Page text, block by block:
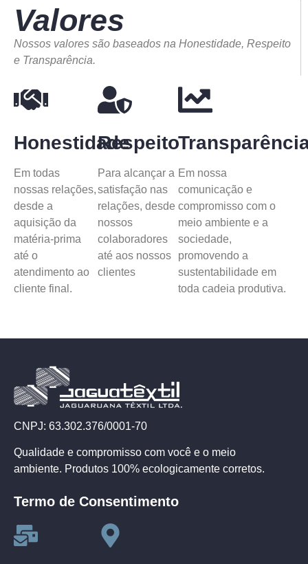
Valores
Nossos valores são baseados na Honestidade, Respeito
e Transparência.
Honestidade
Em todas
nossas relações,
desde a
aquisição da
matéria-prima
até o
atendimento ao
cliente final.
Respeito
Para alcançar a
satisfação nas
relações, desde
nossos
colaboradores
até aos nossos
clientes
Em nossa
comunicação e
compromisso com o
meio ambiente e a
sociedade,
promovendo a
sustentabilidade em
toda cadeia produtiva.
CNPJ: 63.302.376/0001-70
Qualidade e compromisso com você e o meio
ambiente. Produtos 100% ecologicamente corretos.
Termo de Consentimento